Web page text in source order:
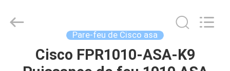
Equipment
Pare-feu de Cisco asa
Cisco FPR1010-ASA-K9